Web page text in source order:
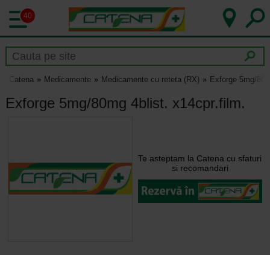
40
Catena Medicamente Medicamente cu reteta (RX) Exforge 5mg/
Exforge 5mg/80mg 4blist. x14cpr.film.
Te asteptam la Catena cu sfaturi
si recomandari